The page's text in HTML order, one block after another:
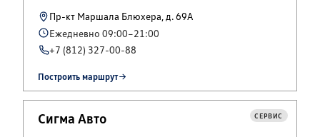
Пр-кт Маршала Блюхера, д. 69А
Ежедневно 09:00–21:00
+7 (812) 327-00-88
Построить маршрут
Сигма Авто СЕРВИС